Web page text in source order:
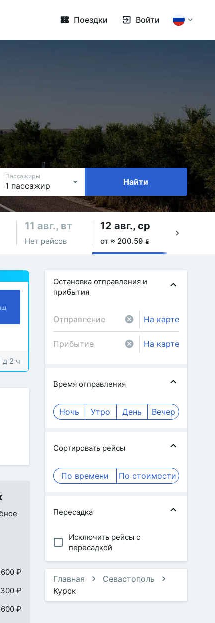
Поездки Войти
Пассажиры
Найти
11 авг., вт
Нет рейсов
12 авг., ср
от ≈ 200.59 
д 2 ч
₽
₽
₽
Остановка отправления и
прибытия
На карте
На карте
Время отправления
Ночь Утро День Вечер
Сортировать рейсы
По времени По стоимости
Пересадка
Исключить рейсы с
пересадкой
Главная
Севастополь
Курск